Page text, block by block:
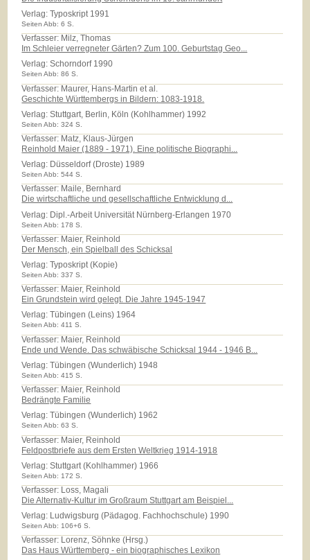
Verlag:Typoskript 1991
Seiten Abb: 6 S.
Verfasser: Milz, Thomas
Im Schleier verregneter Gärten? Zum 100. Geburtstag Geo...
Verlag:Schorndorf 1990
Seiten Abb: 86 S.
Verfasser: Maurer, Hans-Martin et al.
Geschichte Württembergs in Bildern: 1083-1918.
Verlag:Stuttgart, Berlin, Köln (Kohlhammer) 1992
Seiten Abb: 324 S.
Verfasser: Matz, Klaus-Jürgen
Reinhold Maier (1889 - 1971). Eine politische Biographi...
Verlag: Düsseldorf (Droste) 1989
Seiten Abb: 544 S.
Verfasser: Maile, Bernhard
Die wirtschaftliche und gesellschaftliche Entwicklung d...
Verlag: Dipl.-Arbeit Universität Nürnberg-Erlangen 1970
Seiten Abb: 178 S.
Verfasser: Maier, Reinhold
Der Mensch, ein Spielball des Schicksal
Verlag:Typoskript (Kopie)
Seiten Abb: 337 S.
Verfasser: Maier, Reinhold
Ein Grundstein wird gelegt. Die Jahre 1945-1947
Verlag:Tübingen (Leins) 1964
Seiten Abb: 411 S.
Verfasser: Maier, Reinhold
Ende und Wende. Das schwäbische Schicksal 1944 - 1946 B...
Verlag:Tübingen (Wunderlich) 1948
Seiten Abb: 415 S.
Verfasser: Maier, Reinhold
Bedrängte Familie
Verlag:Tübingen (Wunderlich) 1962
Seiten Abb: 63 S.
Verfasser: Maier, Reinhold
Feldpostbriefe aus dem Ersten Weltkrieg 1914-1918
Verlag:Stuttgart (Kohlhammer) 1966
Seiten Abb: 172 S.
Verfasser: Loss, Magali
Die Alternativ-Kultur im Großraum Stuttgart am Beispiel...
Verlag: Ludwigsburg (Pädagog. Fachhochschule) 1990
Seiten Abb: 106+6 S.
Verfasser: Lorenz, Söhnke (Hrsg.)
Das Haus Württemberg - ein biographisches Lexikon